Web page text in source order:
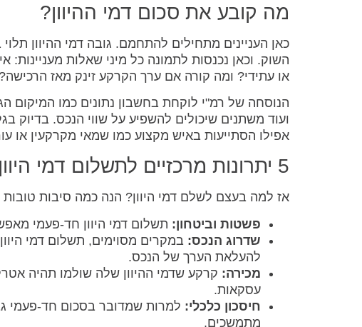
מה קובע את סכום דמי ההיוון?
כאן העניינים מתחילים להתחמם. גובה דמי ההיוון
השוק. וכאן נכנסות לתמונה כל מיני שאלות
או עתידי? ומה קורה אם ערך הקרקע זינק מאז הרכישה?
הנוסחה של רמ"י לוקחת בחשבון נתונים כמו המיקום
ועוד משתנים שיכולים להשפיע על שווי הנכס. בדיוק
אפילו הסתייעות באיש מקצוע כמו שמאי מקרקעין או
5 יתרונות מרכזיים לתשלום דמי היוון
אז למה בעצם לשלם דמי היוון? הנה כמה סיבות
פשטות וביטחון: תשלום דמי היוון חד-פעמי
שדרוג הנכס: במקרים מסוימים, תשלום דמי
להעלאת הערך של הנכס.
מכירה: קרקע שדמי ההיוון שלה שולמו תהיה
עסקאות.
חיסכון כלכלי: למרות שמדובר בסכום חד-פעמי
מתמשכים.